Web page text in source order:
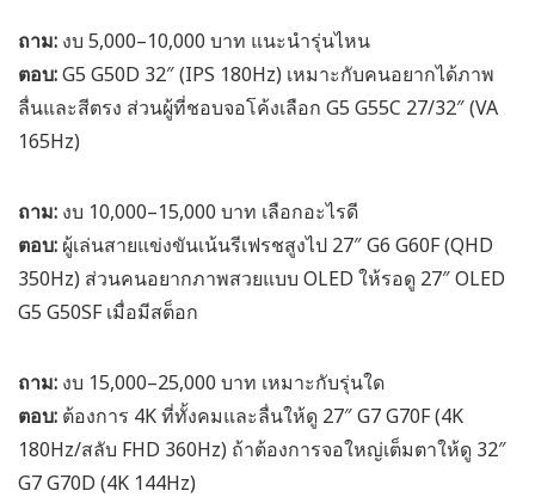
ถาม: งบ 5,000–10,000 บาท แนะนำรุ่นไหน
ตอบ:G5 G50D 32″ (IPS 180Hz) เหมาะกับคนอยากได้ภาพ
ลื่นและสีตรง ส่วนผู้ที่ชอบจอโค้งเลือก G5 G55C 27/32″ (VA
165Hz)
ถาม: งบ 10,000–15,000 บาท เลือกอะไรดี
ตอบ: ผู้เล่นสายแข่งขันเน้นรีเฟรชสูงไป 27″ G6 G60F (QHD
350Hz) ส่วนคนอยากภาพสวยแบบ OLED ให้รอดู 27″ OLED
G5 G50SF เมื่อมีสต็อก
ถาม: งบ 15,000–25,000 บาท เหมาะกับรุ่นใด
ตอบ: ต้องการ 4K ที่ทั้งคมและลื่นให้ดู 27″ G7 G70F (4K
180Hz/สลับ FHD 360Hz) ถ้าต้องการจอใหญ่เต็มตาให้ดู 32″
G7 G70D (4K 144Hz)